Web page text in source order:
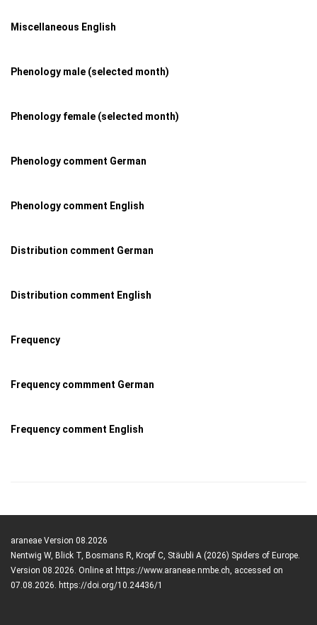
Miscellaneous English
Phenology male (selected month)
Phenology female (selected month)
Phenology comment German
Phenology comment English
Distribution comment German
Distribution comment English
Frequency
Frequency commment German
Frequency comment English
araneae Version 08.2026
Nentwig W, Blick T, Bosmans R, Kropf C, Stäubli A (2026) Spiders of Europe.
Version 08.2026. Online at https://www.araneae.nmbe.ch, accessed on
07.08.2026. https://doi.org/10.24436/1